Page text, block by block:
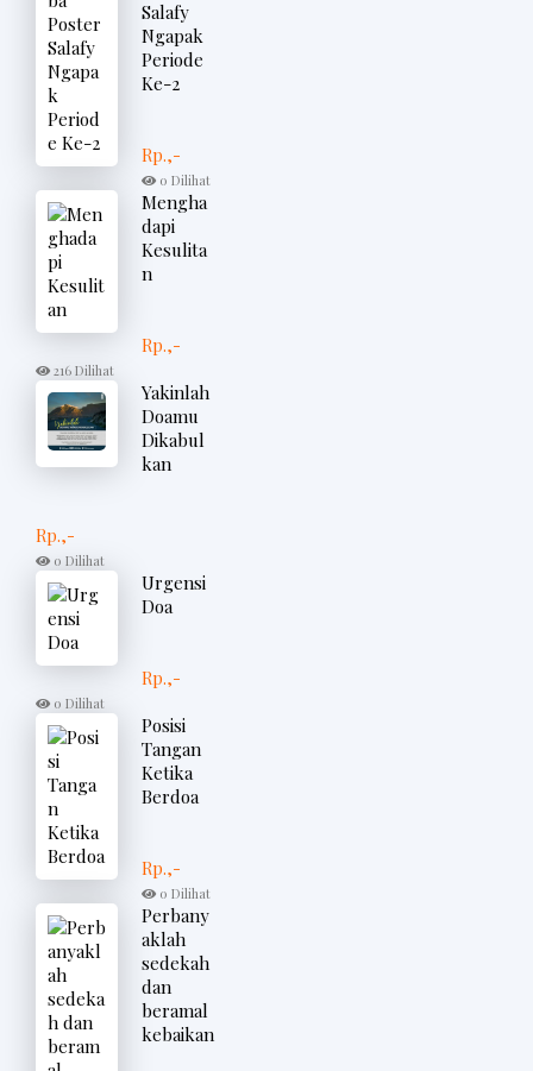
Salafy
Ngapak
Periode
Ke-2
Rp.,-
0 Dilihat
Mengha
dapi
Kesulita
n
Rp.,-
216 Dilihat
Yakinlah
Doamu
Dikabul
kan
Rp.,-
0 Dilihat
Urgensi
Doa
Rp.,-
0 Dilihat
Posisi
Tangan
Ketika
Berdoa
Rp.,-
0 Dilihat
Perbany
aklah
sedekah
dan
beramal
kebaikan